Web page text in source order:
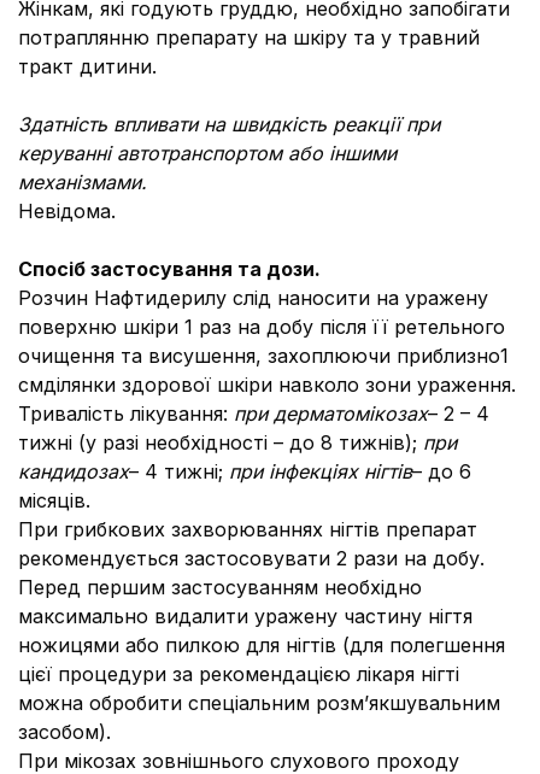
Жінкам, які годують груддю, необхідно запобігати
потраплянню препарату на шкіру та у травний
тракт дитини.
Здатність впливати на швидкість реакції при
керуванні автотранспортом або іншими
механізмами.
Невідома.
Спосіб застосування та дози.
Розчин Нафтидерилу слід наносити на уражену
поверхню шкіри 1 раз на добу після її ретельного
очищення та висушення, захоплюючи приблизно1
смділянки здорової шкіри навколо зони ураження.
Тривалість лікування: при дерматомікозах– 2 – 4
тижні (у разі необхідності – до 8 тижнів); при
кандидозах– 4 тижні; при інфекціях нігтів– до 6
місяців.
При грибкових захворюваннях нігтів препарат
рекомендується застосовувати 2 рази на добу.
Перед першим застосуванням необхідно
максимально видалити уражену частину нігтя
ножицями або пилкою для нігтів (для полегшення
цієї процедури за рекомендацією лікаря нігті
можна обробити спеціальним розм’якшувальним
засобом).
При мікозах зовнішнього слухового проходу